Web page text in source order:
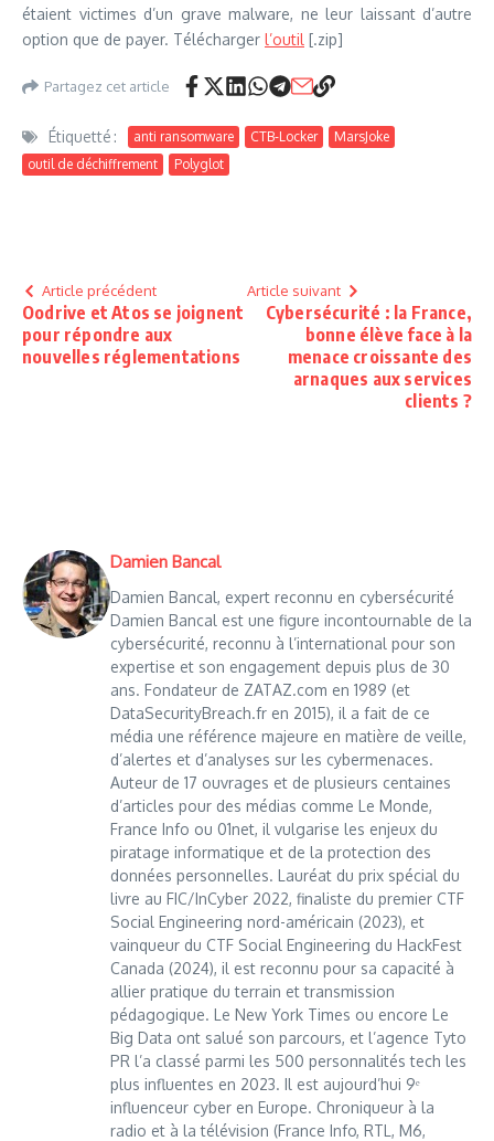
étaient victimes d’un grave malware, ne leur laissant d’autre
option que de payer. Télécharger l’outil [.zip]
Partagez cet article
Étiquetté : anti ransomware CTB-Locker
MarsJoke
outil de déchiffrement
Polyglot
Article précédent
Oodrive et Atos se joignent
pour répondre aux
nouvelles réglementations
Article suivant
Cybersécurité : la France,
bonne élève face à la
menace croissante des
arnaques aux services
clients ?
Damien Bancal
Damien Bancal, expert reconnu en cybersécurité
Damien Bancal est une figure incontournable de la
cybersécurité, reconnu à l’international pour son
expertise et son engagement depuis plus de 30
ans. Fondateur de ZATAZ.com en 1989 (et
DataSecurityBreach.fr en 2015), il a fait de ce
média une référence majeure en matière de veille,
d’alertes et d’analyses sur les cybermenaces.
Auteur de 17 ouvrages et de plusieurs centaines
d’articles pour des médias comme Le Monde,
France Info ou 01net, il vulgarise les enjeux du
piratage informatique et de la protection des
données personnelles. Lauréat du prix spécial du
livre au FIC/InCyber 2022, finaliste du premier CTF
Social Engineering nord-américain (2023), et
vainqueur du CTF Social Engineering du HackFest
Canada (2024), il est reconnu pour sa capacité à
allier pratique du terrain et transmission
pédagogique. Le New York Times ou encore Le
Big Data ont salué son parcours, et l’agence Tyto
PR l’a classé parmi les 500 personnalités tech les
plus influentes en 2023. Il est aujourd’hui 9ᵉ
influenceur cyber en Europe. Chroniqueur à la
radio et à la télévision (France Info, RTL, M6,